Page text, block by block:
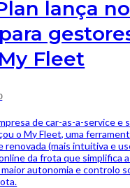
lança
Fleet
de car-as-a-service e
o My Fleet, uma
renovada (mais intuitiva e
da frota que simplifica
autonomia e controlo